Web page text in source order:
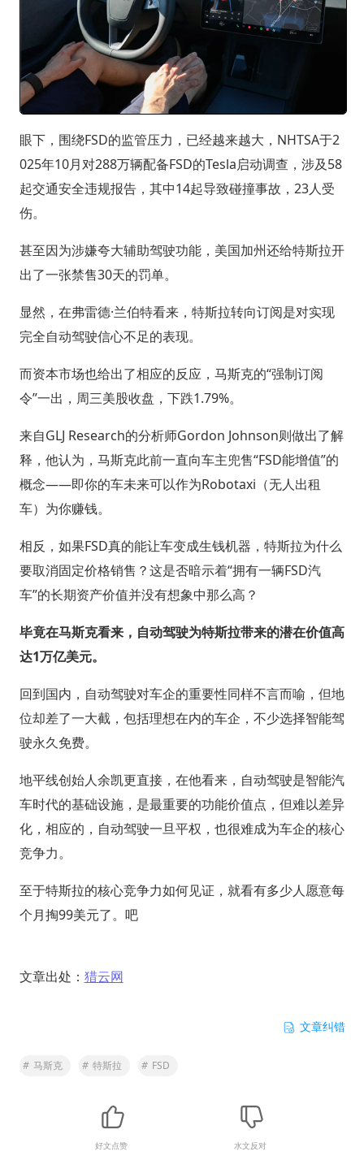
眼下，围绕FSD的监管压力，已经越来越大，NHTSA于2
025年10月对288万辆配备FSD的Tesla启动调查，涉及58
起交通安全违规报告，其中14起导致碰撞事故，23人受
伤。
甚至因为涉嫌夸大辅助驾驶功能，美国加州还给特斯拉开
出了一张禁售30天的罚单。
显然，在弗雷德·兰伯特看来，特斯拉转向订阅是对实现
完全自动驾驶信心不足的表现。
而资本市场也给出了相应的反应，马斯克的“强制订阅
令”一出，周三美股收盘，下跌1.79%。
来自GLJ Research的分析师Gordon Johnson则做出了解
释，他认为，马斯克此前一直向车主兜售“FSD能增值”的
概念——即你的车未来可以作为Robotaxi（无人出租
车）为你赚钱。
相反，如果FSD真的能让车变成生钱机器，特斯拉为什么
要取消固定价格销售？这是否暗示着“拥有一辆FSD汽
车”的长期资产价值并没有想象中那么高？
毕竟在马斯克看来，自动驾驶为特斯拉带来的潜在价值高
达1万亿美元。
回到国内，自动驾驶对车企的重要性同样不言而喻，但地
位却差了一大截，包括理想在内的车企，不少选择智能驾
驶永久免费。
地平线创始人余凯更直接，在他看来，自动驾驶是智能汽
车时代的基础设施，是最重要的功能价值点，但难以差异
化，相应的，自动驾驶一旦平权，也很难成为车企的核心
竞争力。
至于特斯拉的核心竞争力如何见证，就看有多少人愿意每
个月掏99美元了。吧
文章出处： 猎云网
文章纠错
# 马斯克 # 特斯拉 # FSD
好文点赞 水文反对